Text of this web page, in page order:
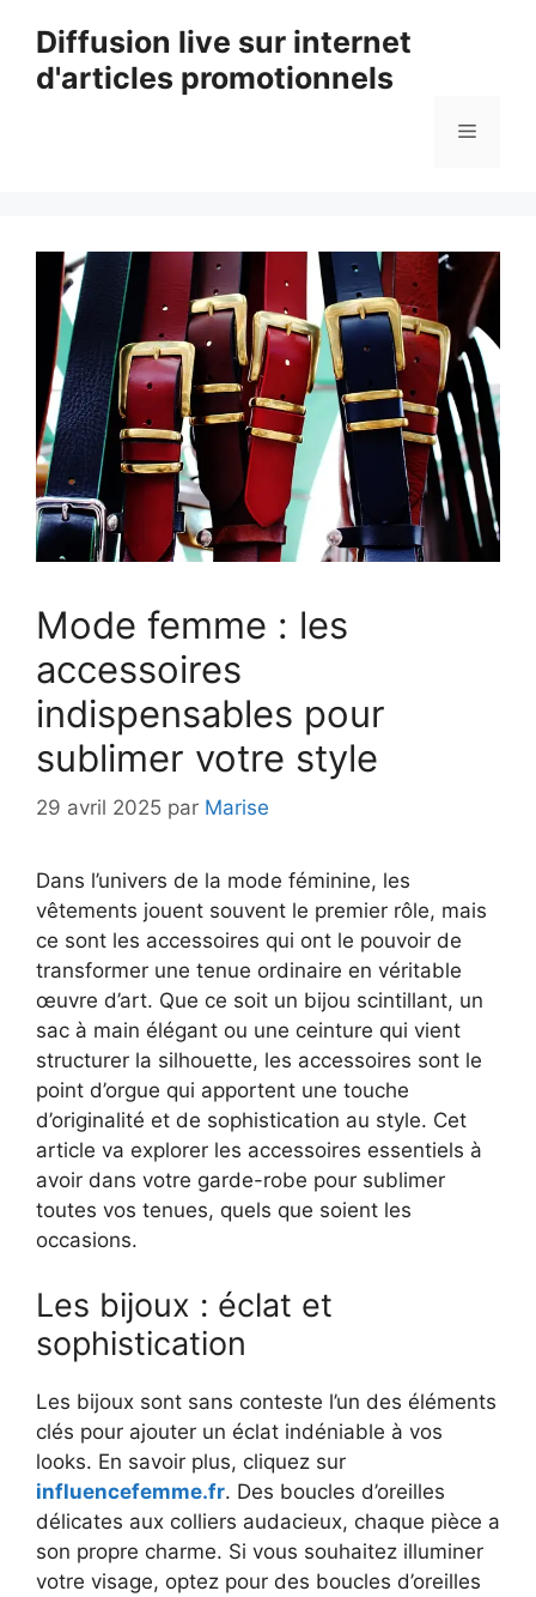
contenu
Diffusion live sur internet
d'articles promotionnels
Menu
Mode femme : les
accessoires
indispensables pour
sublimer votre style
29 avril 2025 par Marise
Dans l’univers de la mode féminine, les
vêtements jouent souvent le premier rôle, mais
ce sont les accessoires qui ont le pouvoir de
transformer une tenue ordinaire en véritable
œuvre d’art. Que ce soit un bijou scintillant, un
sac à main élégant ou une ceinture qui vient
structurer la silhouette, les accessoires sont le
point d’orgue qui apportent une touche
d’originalité et de sophistication au style. Cet
article va explorer les accessoires essentiels à
avoir dans votre garde-robe pour sublimer
toutes vos tenues, quels que soient les
occasions.
Les bijoux : éclat et
sophistication
Les bijoux sont sans conteste l’un des éléments
clés pour ajouter un éclat indéniable à vos
looks. En savoir plus, cliquez sur
influencefemme.fr. Des boucles d’oreilles
délicates aux colliers audacieux, chaque pièce a
son propre charme. Si vous souhaitez illuminer
votre visage, optez pour des boucles d’oreilles